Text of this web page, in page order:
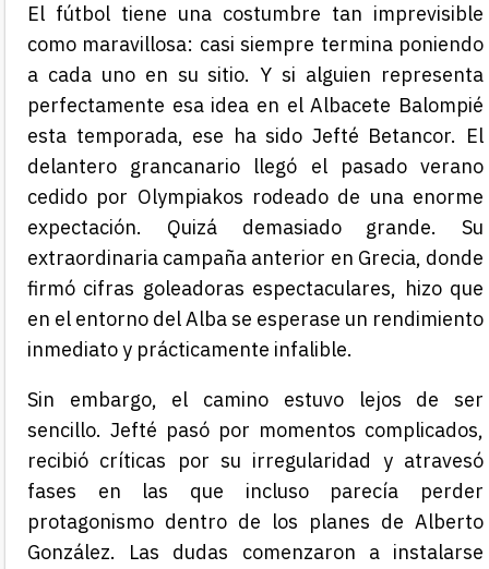
El fútbol tiene una costumbre tan imprevisible
como maravillosa: casi siempre termina poniendo
a cada uno en su sitio. Y si alguien representa
perfectamente esa idea en el Albacete Balompié
esta temporada, ese ha sido Jefté Betancor. El
delantero grancanario llegó el pasado verano
cedido por Olympiakos rodeado de una enorme
expectación. Quizá demasiado grande. Su
extraordinaria campaña anterior en Grecia, donde
firmó cifras goleadoras espectaculares, hizo que
en el entorno del Alba se esperase un rendimiento
inmediato y prácticamente infalible.
Sin embargo, el camino estuvo lejos de ser
sencillo. Jefté pasó por momentos complicados,
recibió críticas por su irregularidad y atravesó
fases en las que incluso parecía perder
protagonismo dentro de los planes de Alberto
González. Las dudas comenzaron a instalarse